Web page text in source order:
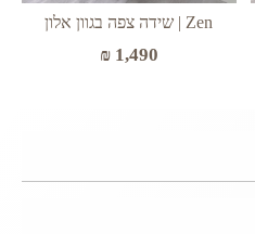
Zen | שידה צפה בגוון אלון
₪1,490